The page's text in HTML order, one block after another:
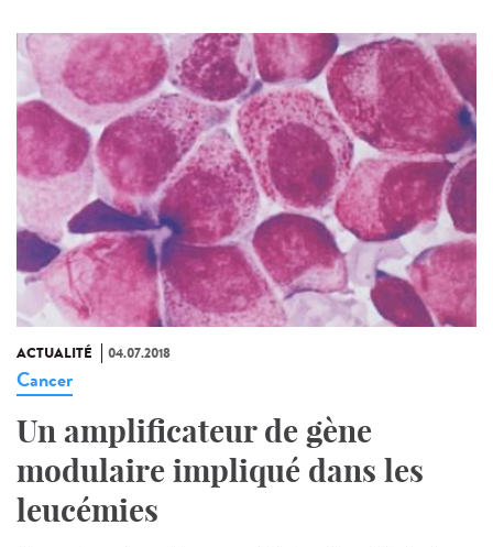
ACTUALITÉ 04.07.2018
Cancer
Un amplificateur de gène
modulaire impliqué dans les
leucémies